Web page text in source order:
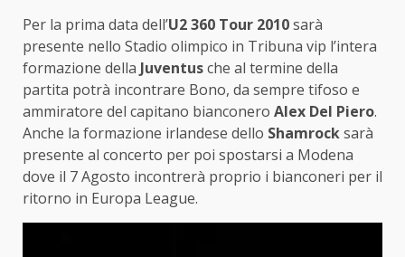
Per la prima data dell’U2 360 Tour 2010sarà
presente nello Stadio olimpico in Tribuna vip l’intera
formazione della Juventusche al termine della
partita potrà incontrare Bono, da sempre tifoso e
ammiratore del capitano bianconero Alex Del Piero.
Anche la formazione irlandese dello Shamrocksarà
presente al concerto per poi spostarsi a Modena
dove il 7 Agosto incontrerà proprio i bianconeri per il
ritorno in Europa League.